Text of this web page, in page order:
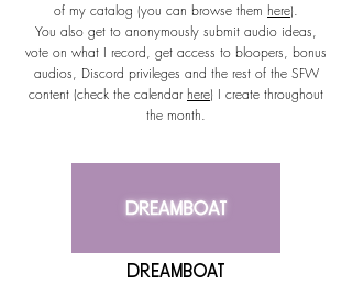
of my catalog (you can browse them here).
You also get to anonymously submit audio ideas,
vote on what I record, get access to bloopers, bonus
audios, Discord privileges and the rest of the SFW
content (check the calendar here) I create throughout
the month.
Dreamboat